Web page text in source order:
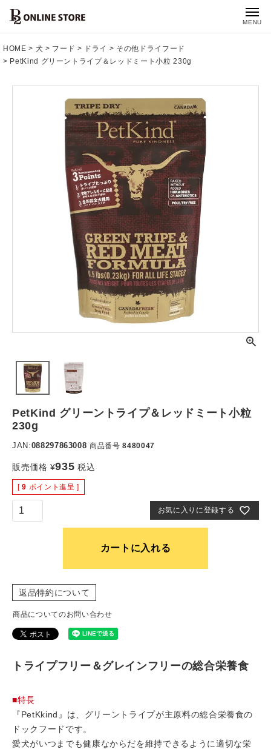
MENU
HOME 犬 フード ドライ
その他ドライフード
PetKind グリーントライプ＆レッドミート小粒 230g
PetKind グリーントライプ＆レッドミート小粒
230g
JAN:088297863008 商品番号 8480047
販売価格 ¥935 税込
[ 9 ポイント進呈 ]
お気に入りに登録する
カートに入れる
返品特約について
商品についてのお問い合わせ
トライプフリー＆グレインフリーの総合栄養食
■特長
『PetKkind』は、グリーントライプが主原料の総合栄養食の
ドックフードです。
愛犬がいつまでも健康なからだを維持できるように適切な栄